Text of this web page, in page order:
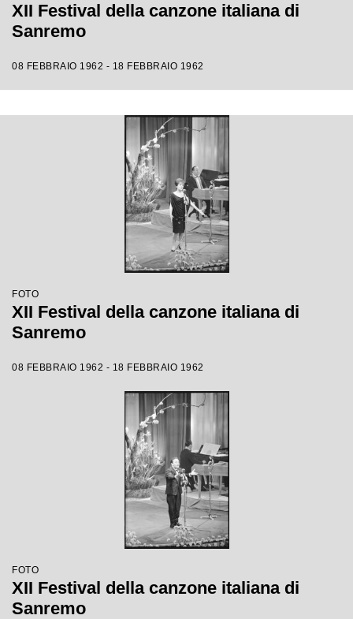
XII Festival della canzone italiana di
Sanremo
08 FEBBRAIO 1962 - 18 FEBBRAIO 1962
FOTO
XII Festival della canzone italiana di
Sanremo
08 FEBBRAIO 1962 - 18 FEBBRAIO 1962
FOTO
XII Festival della canzone italiana di
Sanremo